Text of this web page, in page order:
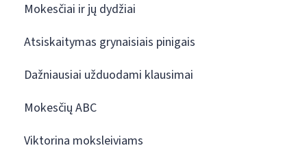
Mokesčiai ir jų dydžiai
Atsiskaitymas grynaisiais pinigais
Dažniausiai užduodami klausimai
Mokesčių ABC
Viktorina moksleiviams